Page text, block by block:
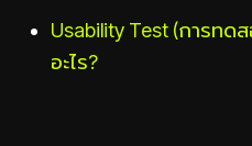
Usability Test (การทด
อะไร?